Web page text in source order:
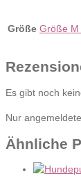
Größe Größe M
Es gibt noch
Nur
Ähnliche